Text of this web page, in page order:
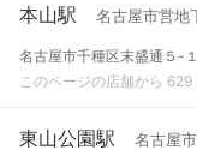
本山駅 名古屋市営地
名古屋市千種区末盛通５-
このページの店舗から 629
東山公園駅 名古屋